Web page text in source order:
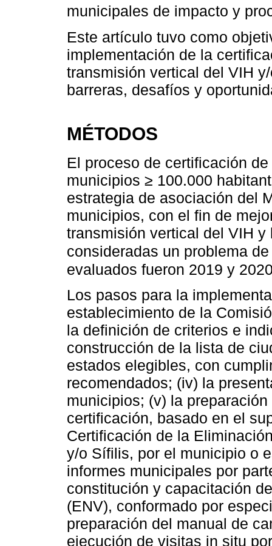
municipales de impacto y
Este artículo tuvo como
implementación de la
transmisión vertical del VIH
barreras, desafíos y
MÉTODOS
El proceso de certificación
municipios ≥ 100.000
estrategia de asociación del
municipios, con el fin de
transmisión vertical del VIH
consideradas un problema
evaluados fueron 2019 y
Los pasos para la
establecimiento de la
la definición de criterios e
construcción de la lista de
estados elegibles, con
recomendados; (iv) la
municipios; (v) la
certificación, basado en el
Certificación de la
y/o Sífilis, por el municipio o
informes municipales por
constitución y capacitación
(ENV), conformado por
preparación del manual de
ejecución de visitas in situ